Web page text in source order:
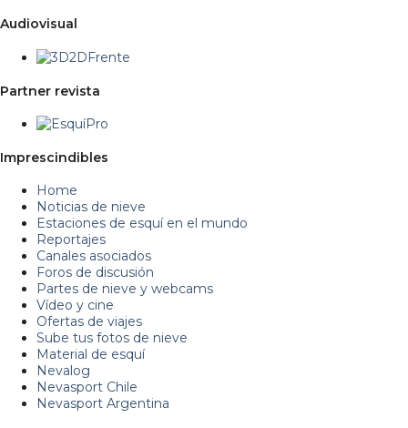
Audiovisual
Partner revista
Imprescindibles
Home
Noticias de nieve
Estaciones de esquí en el mundo
Reportajes
Canales asociados
Foros de discusión
Partes de nieve y webcams
Vídeo y cine
Ofertas de viajes
Sube tus fotos de nieve
Material de esquí
Nevalog
Nevasport Chile
Nevasport Argentina